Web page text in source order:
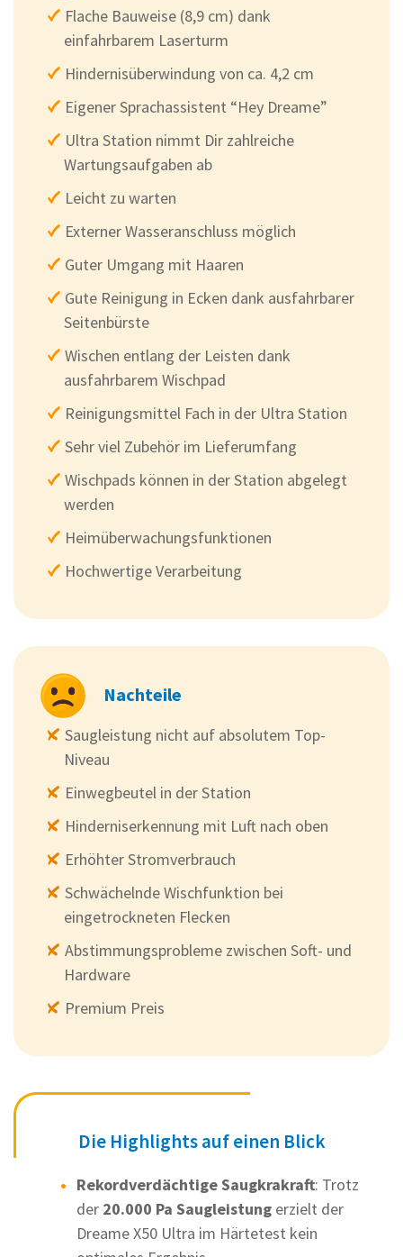
Flache Bauweise (8,9 cm) dank
einfahrbarem Laserturm
Hindernisüberwindung von ca. 4,2 cm
Eigener Sprachassistent “Hey Dreame”
Ultra Station nimmt Dir zahlreiche
Wartungsaufgaben ab
Leicht zu warten
Externer Wasseranschluss möglich
Guter Umgang mit Haaren
Gute Reinigung in Ecken dank ausfahrbarer
Seitenbürste
Wischen entlang der Leisten dank
ausfahrbarem Wischpad
Reinigungsmittel Fach in der Ultra Station
Sehr viel Zubehör im Lieferumfang
Wischpads können in der Station abgelegt
werden
Heimüberwachungsfunktionen
Hochwertige Verarbeitung
Nachteile
Saugleistung nicht auf absolutem Top-
Niveau
Einwegbeutel in der Station
Hinderniserkennung mit Luft nach oben
Erhöhter Stromverbrauch
Schwächelnde Wischfunktion bei
eingetrockneten Flecken
Abstimmungsprobleme zwischen Soft- und
Hardware
Premium Preis
Die Highlights auf einen Blick
Rekordverdächtige Saugkrakraft: Trotz
der 20.000 Pa Saugleistung erzielt der
Dreame X50 Ultra im Härtetest kein